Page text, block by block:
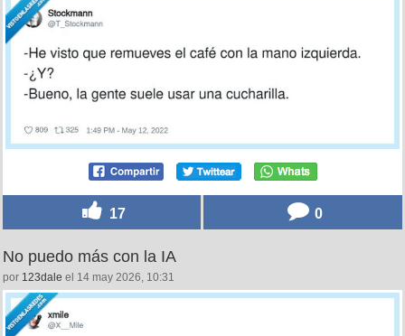
17 0
No puedo más con la IA
por 123dale el 14 may 2026, 10:31